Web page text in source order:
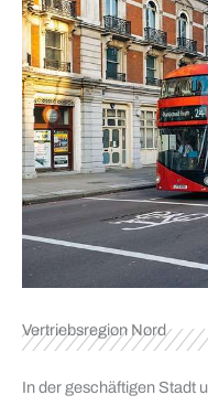
Vertriebsregion Nord
In der geschäftigen Stadt